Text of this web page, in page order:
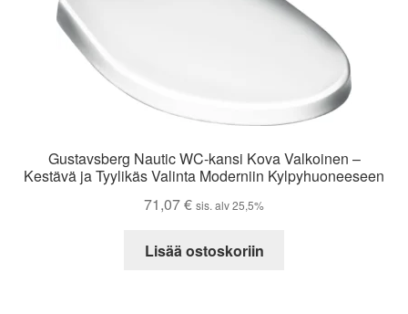
Gustavsberg Nautic WC-kansi Kova Valkoinen –
Kestävä ja Tyylikäs Valinta Moderniin Kylpyhuoneeseen
71,07€ sis. alv 25,5%
Lisää ostoskoriin